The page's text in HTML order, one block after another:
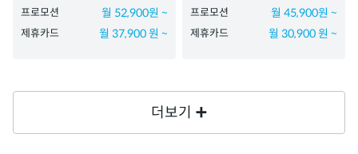
프로모션 월 52,900원 ~
제휴카드 월 37,900 원 ~
프로모션 월 45,900원 ~
제휴카드 월 30,900 원 ~
더보기